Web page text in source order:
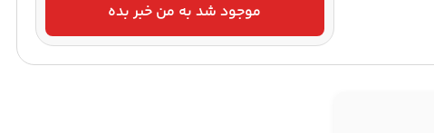
موجود شد به من خبر بده